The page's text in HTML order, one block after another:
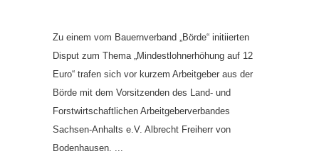
Zu einem vom Bauernverband „Börde“ initiierten
Disput zum Thema „Mindestlohnerhöhung auf 12
Euro“ trafen sich vor kurzem Arbeitgeber aus der
Börde mit dem Vorsitzenden des Land- und
Forstwirtschaftlichen Arbeitgeberverbandes
Sachsen-Anhalts e.V. Albrecht Freiherr von
Bodenhausen. ...